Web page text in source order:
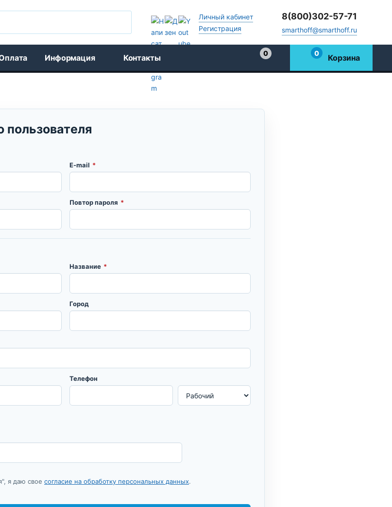
Личный кабинет
Регистрация
8(800)302-57-71
smarthoff@smarthoff.ru
Информация Контакты
0
0 Корзина
пользователя
E-mail *
Повтор пароля *
Название *
Город
Телефон
я даю свое согласие на обработку персональных данных.